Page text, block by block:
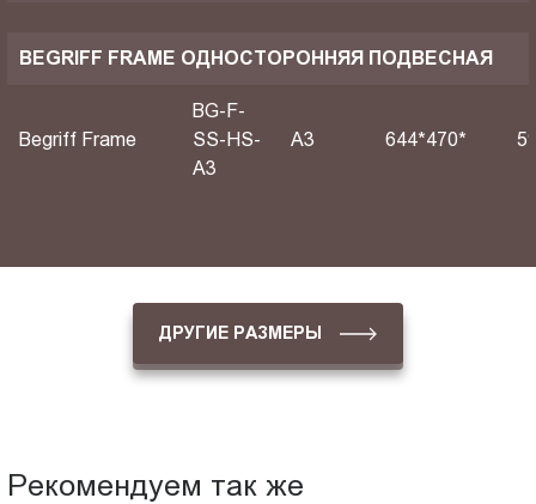
BEGRIFF FRAME ОДНОСТОРОННЯЯ ПОДВЕСНАЯ
Begriff Frame
BG-F-
SS-HS-
A3
A3 644*470*
ДРУГИЕ РАЗМЕРЫ
Рекомендуем так же